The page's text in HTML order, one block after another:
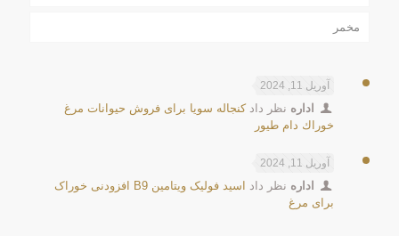
مخمر
آوریل 11, 2024
اداره نظر دادكنجاله سويا برای فروش حیوانات مرغ
خوراك دام طيور
آوریل 11, 2024
اداره نظر داد
اسید فولیک ویتامین B9 افزودنی خوراک
برای مرغ